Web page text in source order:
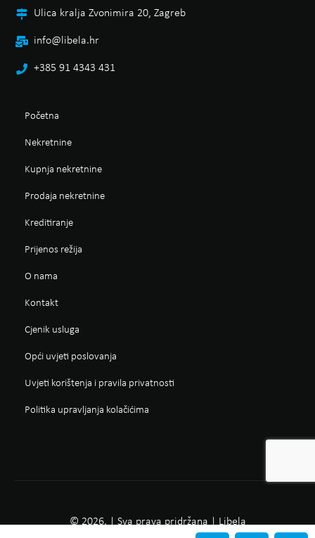
Ulica kralja Zvonimira 20, Zagreb
info@libela.hr
+385 91 4343 431
Početna
Nekretnine
Kupnja nekretnine
Prodaja nekretnine
Kreditiranje
Prijenos režija
O nama
Kontakt
Cjenik usluga
Opći uvjeti poslovanja
Uvjeti korištenja i pravila privatnosti
Politika upravljanja kolačićima
© 2026. | Sva prava pridržana | Libela